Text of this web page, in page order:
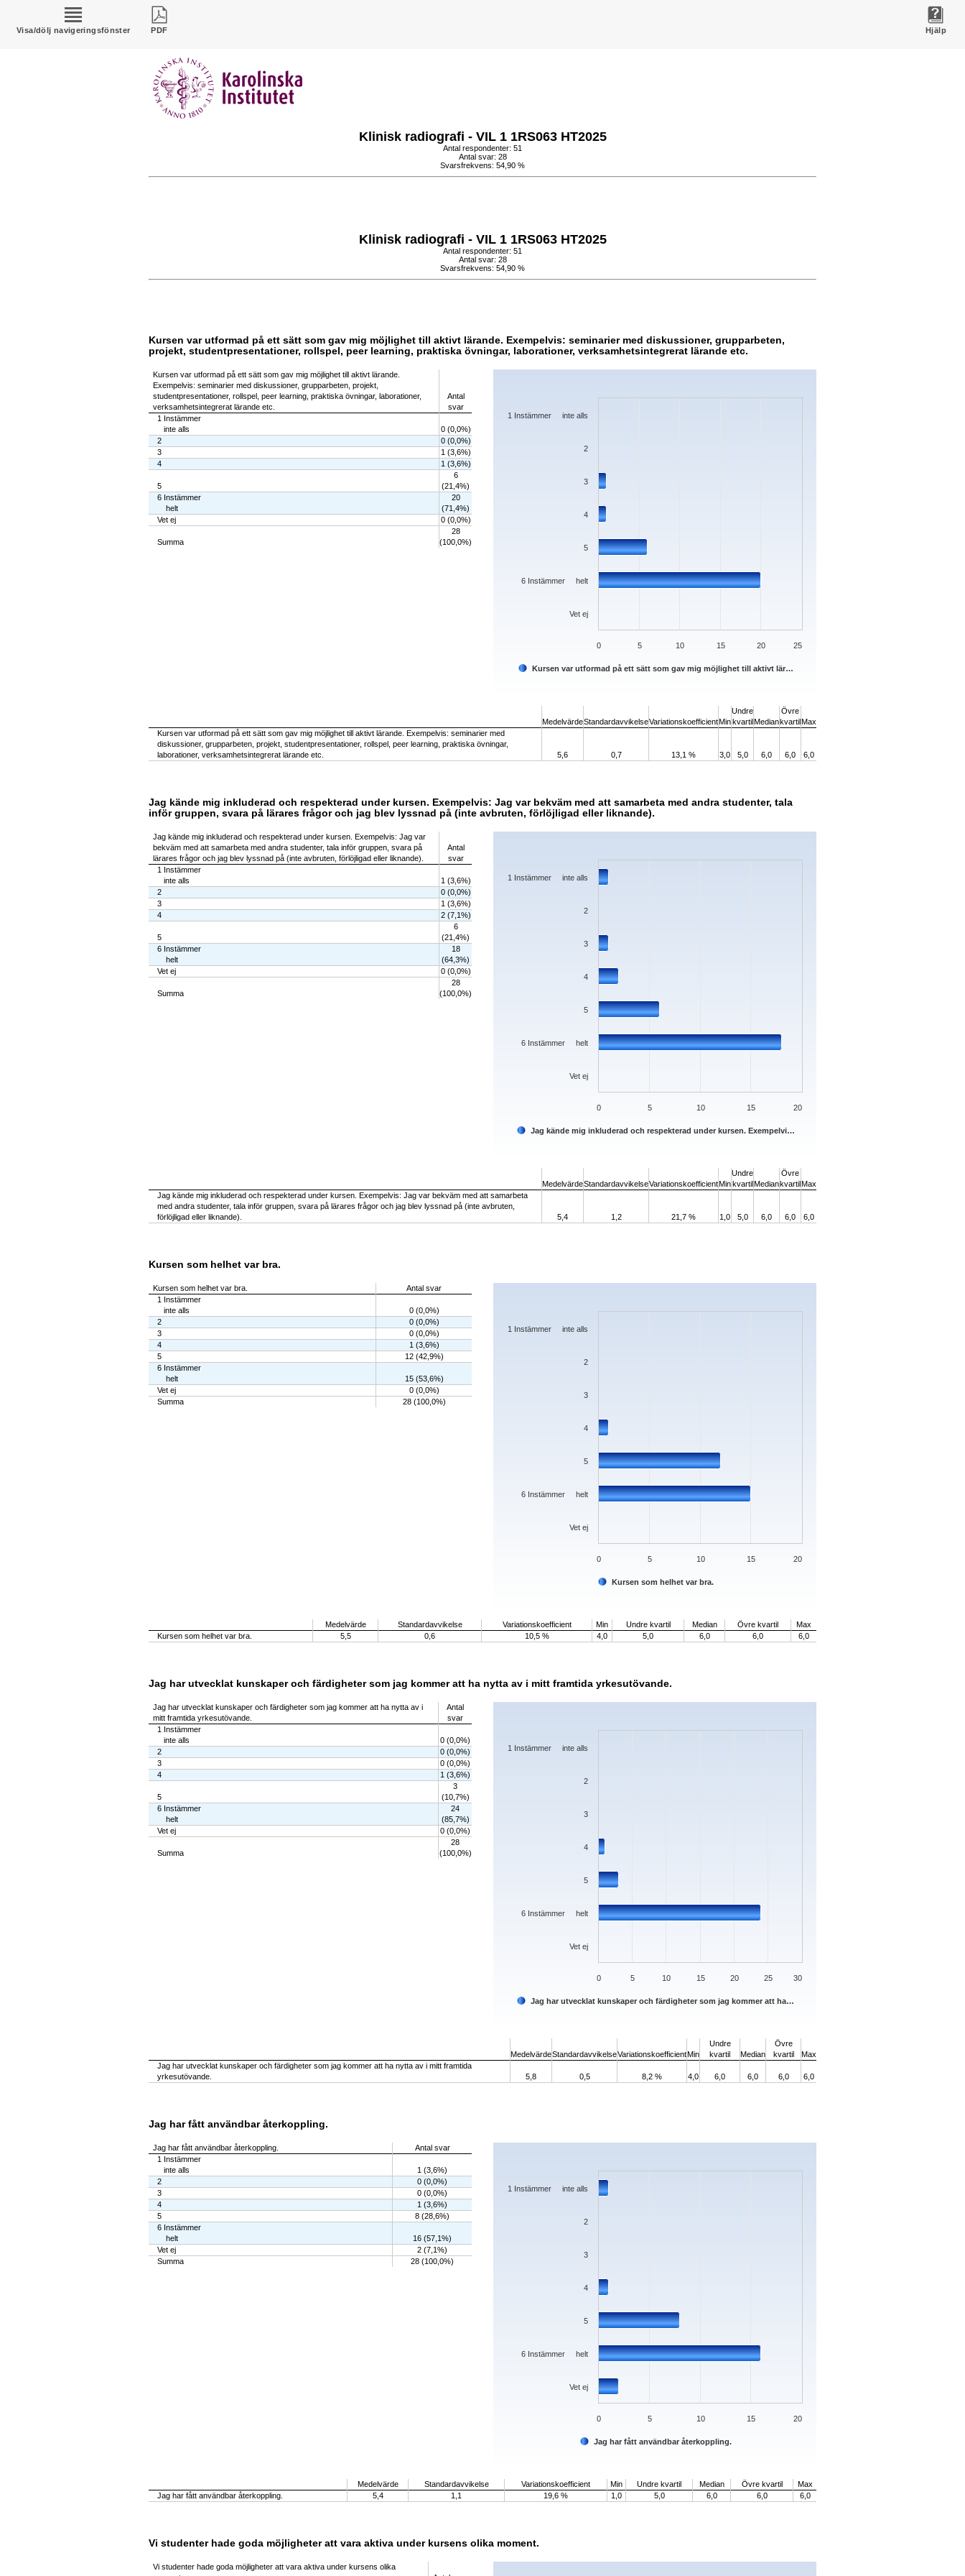
Visa/dölj navigeringsfönster PDF Hjälp
Klinisk radiografi - VIL 1 1RS063 HT2025
Antal respondenter: 51
Antal svar: 28
Svarsfrekvens: 54,90 %
Klinisk radiografi - VIL 1 1RS063 HT2025
Antal respondenter: 51
Antal svar: 28
Svarsfrekvens: 54,90 %
Kursen var utformad på ett sätt som gav mig möjlighet till aktivt lärande. Exempelvis: seminarier med diskussioner, grupparbeten,
projekt, studentpresentationer, rollspel, peer learning, praktiska övningar, laborationer, verksamhetsintegrerat lärande etc.
Kursen var utformad på ett sätt som gav mig möjlighet till aktivt lärande.
Exempelvis: seminarier med diskussioner, grupparbeten, projekt,
studentpresentationer, rollspel, peer learning, praktiska övningar, laborationer,
verksamhetsintegrerat lärande etc.
Antal
svar
1 Instämmer
inte alls
0 (0,0%)
2
0 (0,0%)
3
1 (3,6%)
4
1 (3,6%)
5
6
(21,4%)
6 Instämmer
helt
20
(71,4%)
Vet ej
0 (0,0%)
Summa
28
(100,0%)
Chart
The chart has 1 X axis displaying categories.
Kursen var utformad på ett sätt som gav mig möjlighet till aktivt lär…
Vet ej
6 Instämmer helt
5
4
3
2
1 Instämmer inte alls
0 5 10 15 20 25
MedelvärdeStandardavvikelseVariationskoefficientMin
Undre
kvartil Median
Övre
kvartil Max
Kursen var utformad på ett sätt som gav mig möjlighet till aktivt lärande. Exempelvis: seminarier med
diskussioner, grupparbeten, projekt, studentpresentationer, rollspel, peer learning, praktiska övningar,
laborationer, verksamhetsintegrerat lärande etc.
5,6 0,7 13,1 % 3,0 5,0 6,0 6,0 6,0
Jag kände mig inkluderad och respekterad under kursen. Exempelvis: Jag var bekväm med att samarbeta med andra studenter, tala
inför gruppen, svara på lärares frågor och jag blev lyssnad på (inte avbruten, förlöjligad eller liknande).
Jag kände mig inkluderad och respekterad under kursen. Exempelvis: Jag var
bekväm med att samarbeta med andra studenter, tala inför gruppen, svara på
lärares frågor och jag blev lyssnad på (inte avbruten, förlöjligad eller liknande).
Antal
svar
1 Instämmer
inte alls
1 (3,6%)
2
0 (0,0%)
3
1 (3,6%)
4
2 (7,1%)
5
6
(21,4%)
6 Instämmer
helt
18
(64,3%)
Vet ej
0 (0,0%)
Summa
28
(100,0%)
Chart
The chart has 1 X axis displaying categories.
The chart has 1 Y axis displaying values. Data ranges from 0 to 18.
Jag kände mig inkluderad och respekterad under kursen. Exempelvi…
Vet ej
6 Instämmer helt
5
4
3
2
1 Instämmer inte alls
0 10 20
5 15
MedelvärdeStandardavvikelseVariationskoefficientMin
Undre
kvartil Median
Övre
kvartil Max
Jag kände mig inkluderad och respekterad under kursen. Exempelvis: Jag var bekväm med att samarbeta
med andra studenter, tala inför gruppen, svara på lärares frågor och jag blev lyssnad på (inte avbruten,
förlöjligad eller liknande).
5,4 1,2 21,7 % 1,0 5,0 6,0 6,0 6,0
Kursen som helhet var bra.
Kursen som helhet var bra.
Antal svar
1 Instämmer
inte alls
0 (0,0%)
2
0 (0,0%)
3
0 (0,0%)
4
1 (3,6%)
5
12 (42,9%)
6 Instämmer
helt
15 (53,6%)
Vet ej
0 (0,0%)
Summa
28 (100,0%)
Chart
The chart has 1 X axis displaying categories.
Kursen som helhet var bra.
Vet ej
6 Instämmer helt
5
4
3
2
1 Instämmer inte alls
0 10
5 15 20
Medelvärde
Standardavvikelse Variationskoefficient Min Undre kvartil Median Övre kvartil
Max
Kursen som helhet var bra.
5,5 0,6 10,5 % 4,0 5,0 6,0 6,0 6,0
Jag har utvecklat kunskaper och färdigheter som jag kommer att ha nytta av i mitt framtida yrkesutövande.
Jag har utvecklat kunskaper och färdigheter som jag kommer att ha nytta av i
mitt framtida yrkesutövande.
Antal
svar
1 Instämmer
inte alls
0 (0,0%)
2
0 (0,0%)
3
0 (0,0%)
4
1 (3,6%)
5
3
(10,7%)
6 Instämmer
helt
24
(85,7%)
Vet ej
0 (0,0%)
Summa
28
(100,0%)
Chart
The chart has 1 X axis displaying categories.
Jag har utvecklat kunskaper och färdigheter som jag kommer att ha…
Vet ej
6 Instämmer helt
5
4
3
2
1 Instämmer inte alls
0 5 10 15 20 25 30
MedelvärdeStandardavvikelseVariationskoefficientMin
Undre
kvartil
Median
Övre
kvartil
Max
Jag har utvecklat kunskaper och färdigheter som jag kommer att ha nytta av i mitt framtida
yrkesutövande.
5,8 0,5 8,2 % 4,0 6,0 6,0 6,0 6,0
Jag har fått användbar återkoppling.
Jag har fått användbar återkoppling.
Antal svar
1 Instämmer
inte alls
1 (3,6%)
2
0 (0,0%)
3
0 (0,0%)
4
1 (3,6%)
5
8 (28,6%)
6 Instämmer
helt
16 (57,1%)
Vet ej
2 (7,1%)
Summa
28 (100,0%)
Chart
The chart has 1 X axis displaying categories.
The chart has 1 Y axis displaying values. Data ranges from 0 to 16.
Jag har fått användbar återkoppling.
Vet ej
6 Instämmer helt
5
4
3
2
1 Instämmer inte alls
0 10
5 15 20
Medelvärde
Standardavvikelse Variationskoefficient Min Undre kvartil Median Övre kvartil
Max
Jag har fått användbar återkoppling.
5,4 1,1 19,6 % 1,0 5,0 6,0 6,0 6,0
Vi studenter hade goda möjligheter att vara aktiva under kursens olika moment.
Vi studenter hade goda möjligheter att vara aktiva under kursens olika
Chart